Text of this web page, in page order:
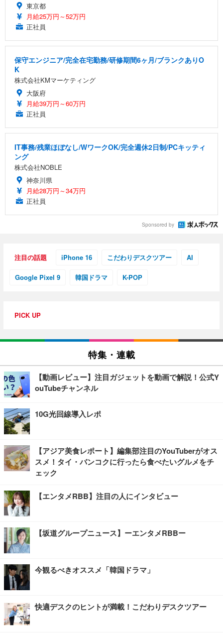
東京都
月給25万円～52万円
正社員
保守エンジニア/完全在宅勤務/研修期間6ヶ月/ブランクありO
K
株式会社KMマーケティング
大阪府
月給39万円～60万円
正社員
IT事務/残業ほぼなし/WワークOK/完全週休2日制/PCキッティ
ング
株式会社NOBLE
神奈川県
月給28万円～34万円
正社員
Sponsored by
注目の話題 iPhone 16 こだわりデスクツアー AI
Google Pixel 9 韓国ドラマ K-POP
PICK UP
特集・連載
【動画レビュー】注目ガジェットを動画で解説！公式Y
ouTubeチャンネル
10G光回線導入レポ
【アジア美食レポート】編集部注目のYouTuberがオス
スメ！タイ・バンコクに行ったら食べたいグルメをチ
ェック
【エンタメRBB】注目の人にインタビュー
【坂道グループニュース】ーエンタメRBBー
今観るべきオススメ「韓国ドラマ」
快適デスクのヒントが満載！こだわりデスクツアー